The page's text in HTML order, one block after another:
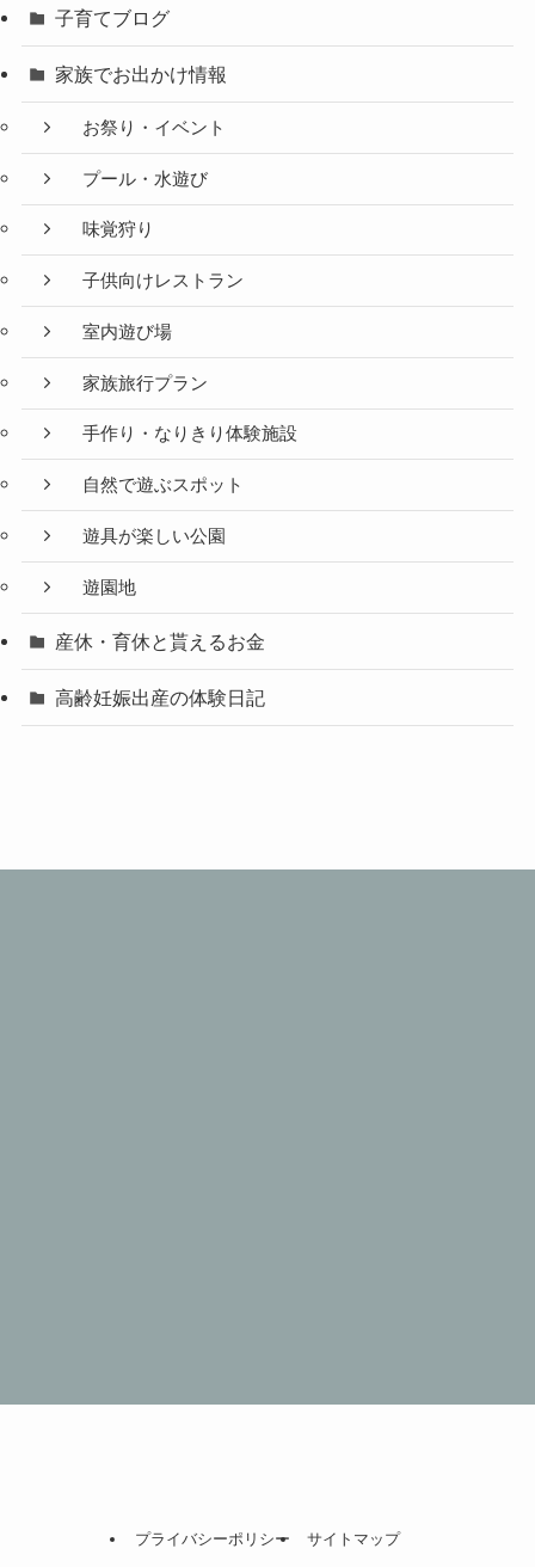
子育てブログ
家族でお出かけ情報
お祭り・イベント
プール・水遊び
味覚狩り
子供向けレストラン
室内遊び場
家族旅行プラン
手作り・なりきり体験施設
自然で遊ぶスポット
遊具が楽しい公園
遊園地
産休・育休と貰えるお金
高齢妊娠出産の体験日記
プライバシーポリシー サイトマップ